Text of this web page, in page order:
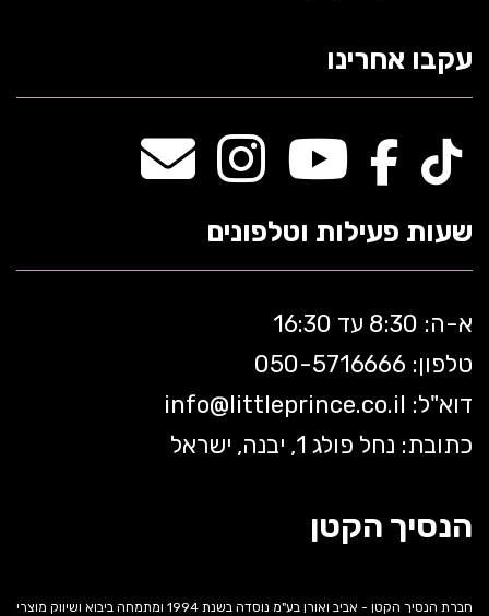
עקבו אחרינו
שעות פעילות וטלפונים
א-ה: 8:30 עד 16:30
טלפון: 050-5 716666
דוא"ל:
info@littleprince.co.il
כתובת: נחל פולג 1, יבנה, ישראל
הנסיך הקטן
חברת הנסיך הקטן - אביב ואורן בע"מ נוסדה בשנת 1994 ומתמחה ביבוא ושיווק מוצרי